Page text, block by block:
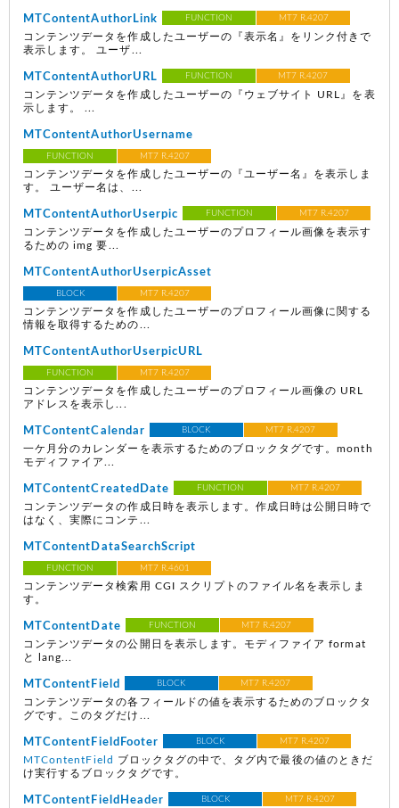
MTContentAuthorLink FUNCTION MT7 R.4207
コンテンツデータを作成したユーザーの『表示名』をリンク付きで
表示します。 ユーザ...
MTContentAuthorURL FUNCTION MT7 R.4207
コンテンツデータを作成したユーザーの『ウェブサイト URL』を表
示します。 ...
MTContentAuthorUsername
FUNCTION MT7 R.4207
コンテンツデータを作成したユーザーの『ユーザー名』を表示しま
す。 ユーザー名は、...
MTContentAuthorUserpic FUNCTION MT7 R.4207
コンテンツデータを作成したユーザーのプロフィール画像を表示す
るための img 要...
MTContentAuthorUserpicAsset
BLOCK MT7 R.4207
コンテンツデータを作成したユーザーのプロフィール画像に関する
情報を取得するための...
MTContentAuthorUserpicURL
FUNCTION MT7 R.4207
コンテンツデータを作成したユーザーのプロフィール画像の URL
アドレスを表示し...
MTContentCalendar BLOCK MT7 R.4207
一ケ月分のカレンダーを表示するためのブロックタグです。month
モディファイア...
MTContentCreatedDate FUNCTION MT7 R.4207
コンテンツデータの作成日時を表示します。作成日時は公開日時で
はなく、実際にコンテ...
MTContentDataSearchScript
FUNCTION MT7 R.4601
コンテンツデータ検索用 CGI スクリプトのファイル名を表示しま
す。
MTContentDate FUNCTION MT7 R.4207
コンテンツデータの公開日を表示します。モディファイア format
と lang...
MTContentField BLOCK MT7 R.4207
コンテンツデータの各フィールドの値を表示するためのブロックタ
グです。このタグだけ...
MTContentFieldFooter BLOCK MT7 R.4207
MTContentField
ブロックタグの中で、タグ内で最後の値のときだ
け実行するブロックタグです。
MTContentFieldHeader BLOCK MT7 R.4207